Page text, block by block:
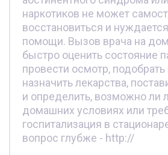
наркотиков не может
восстановиться и
помощи. Вызов врача на
быстро оценить состояние
провести осмотр,
назначить лекарства,
и определить, возможно ли
домашних условиях или
госпитализация в
вопрос глубже - http://